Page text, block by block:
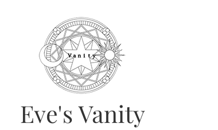
Eve's Vanity